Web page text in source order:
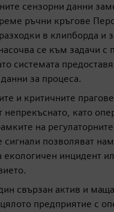
сензорни данни
ръчни кръгове
в клипборда и
се към задачи с
системата
за процеса.
и критичните
непрекъснато, като
на
позволяват
екологичен инцидент
свързан актив и
предприятие с